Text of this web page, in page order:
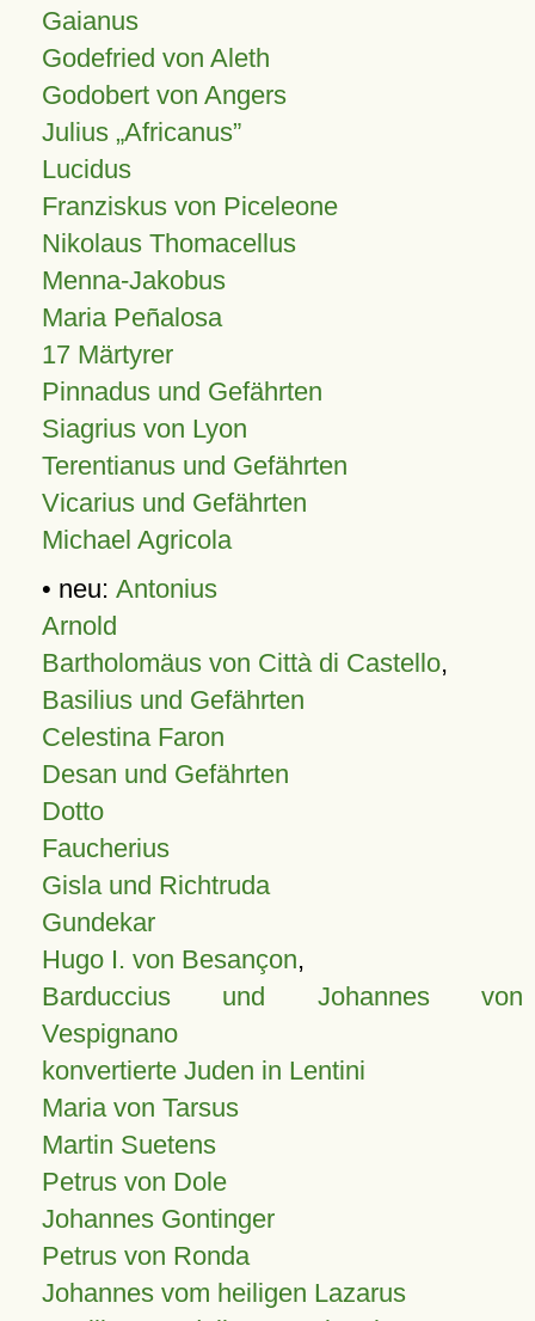
Gaianus
Godefried von Aleth
Godobert von Angers
Julius Africanus
Lucidus
Franziskus von Piceleone
Nikolaus Thomacellus
Menna-Jakobus
Maria Peñalosa
17 Märtyrer
Pinnadus und Gefährten
Siagrius von Lyon
Terentianus und Gefährten
Vicarius und Gefährten
Michael Agricola
• neu: Antonius
Arnold
Bartholomäus von Città di Castello,
Basilius und Gefährten
Celestina Faron
Desan und Gefährten
Dotto
Faucherius
Gisla und Richtruda
Gundekar
Hugo I. von Besançon,
Barduccius und Johannes von
Vespignano
konvertierte Juden in Lentini
Maria von Tarsus
Martin Suetens
Petrus von Dole
Johannes Gontinger
Petrus von Ronda
Johannes vom heiligen Lazarus